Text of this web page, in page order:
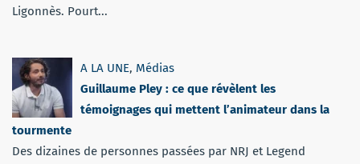
Ligonnès. Pourt...
A LA UNE, Médias
Guillaume Pley : ce que révèlent les
témoignages qui mettent l’animateur dans la
tourmente
Des dizaines de personnes passées par NRJ et Legend